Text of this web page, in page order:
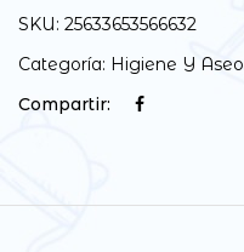
SKU: 25633653566632
Categoría: Higiene Y Aseo
Compartir: